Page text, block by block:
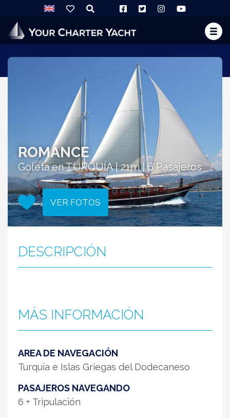
ROMANCE
Goleta en TURQUÍA | 21m | 6 Pasajeros
VER FOTOS
DESCRIPCIÓN
MÁS INFORMACIÓN
AREA DE NAVEGACIÓN
Turquía e Islas Griegas del Dodecaneso
PASAJEROS NAVEGANDO
6 + Tripulación